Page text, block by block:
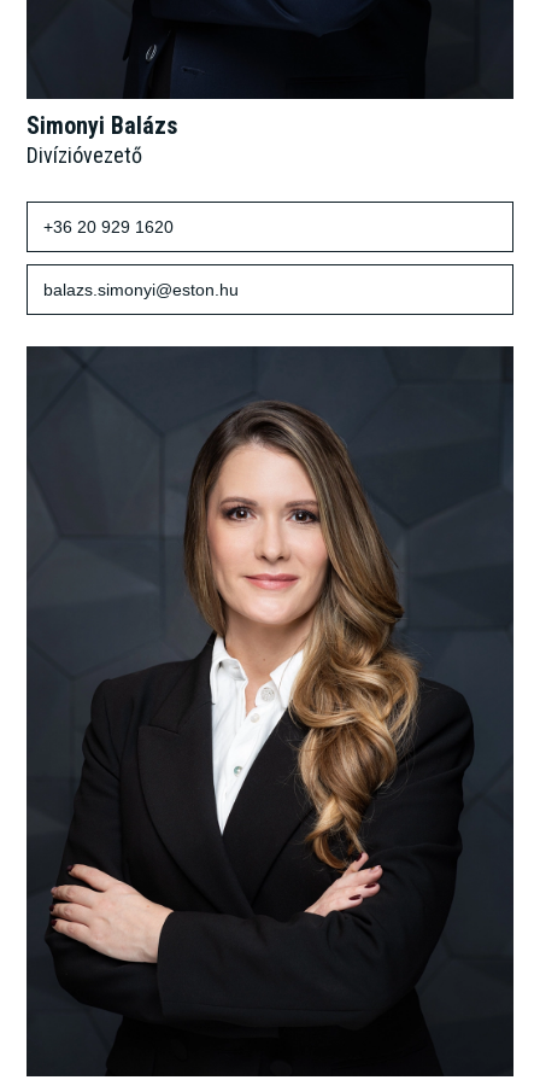
Simonyi Balázs
Divízióvezető
+36 20 929 1620
balazs.simonyi@eston.hu